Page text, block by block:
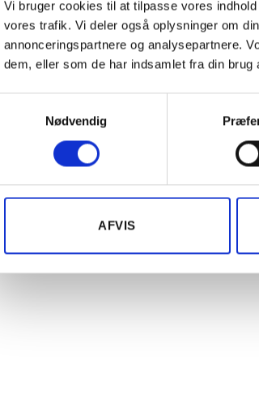
Vi bruger cookies til at tilpasse vores
vores trafik. Vi deler også oplysninger om
annonceringspartnere og analysepartnere.
dem, eller som de har indsamlet fra din brug
Nødvendig
AFVIS